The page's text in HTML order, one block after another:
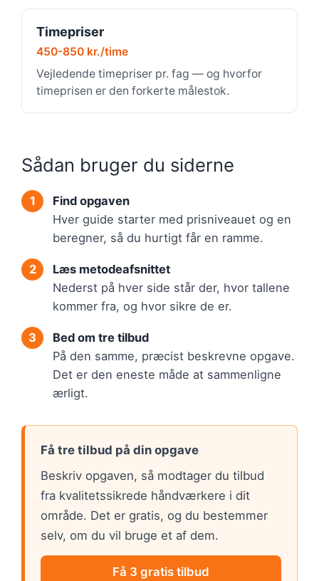
Timepriser
450-850 kr./time
Vejledende timepriser pr. fag — og hvorfor
timeprisen er den forkerte målestok.
Sådan bruger du siderne
Find opgaven
Hver guide starter med prisniveauet og en
beregner, så du hurtigt får en ramme.
Læs metodeafsnittet
Nederst på hver side står der, hvor tallene
kommer fra, og hvor sikre de er.
Bed om tre tilbud
På den samme, præcist beskrevne opgave.
Det er den eneste måde at sammenligne
ærligt.
Få tre tilbud på din opgave
Beskriv opgaven, så modtager du tilbud
fra kvalitetssikrede håndværkere i dit
område. Det er gratis, og du bestemmer
selv, om du vil bruge et af dem.
Få 3 gratis tilbud